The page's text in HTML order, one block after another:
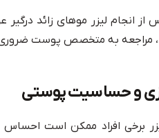
از انجام لیزر موهای زائد
مراجعه به متخصص پوست
و حساسیت پوستی
برخی افراد ممکن است